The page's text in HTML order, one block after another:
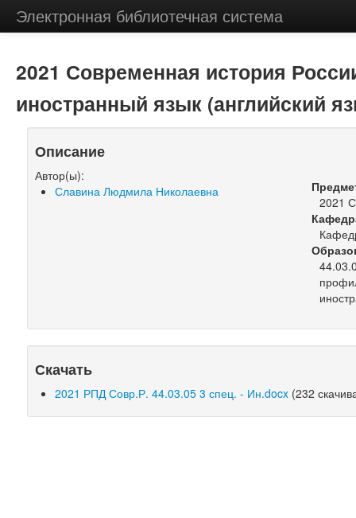
Электронная библиотечная система
2021 Современная история
иностранный язык (английский
Описание
Автор(ы):
Славина Людмила Николаевна
2021
Скачать
2021 РПД Совр.Р. 44.03.05 3 спец. - Ин.docx (232